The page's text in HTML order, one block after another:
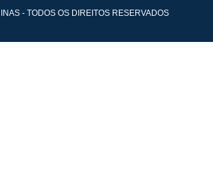
- TODOS OS DIREITOS RESERVADOS